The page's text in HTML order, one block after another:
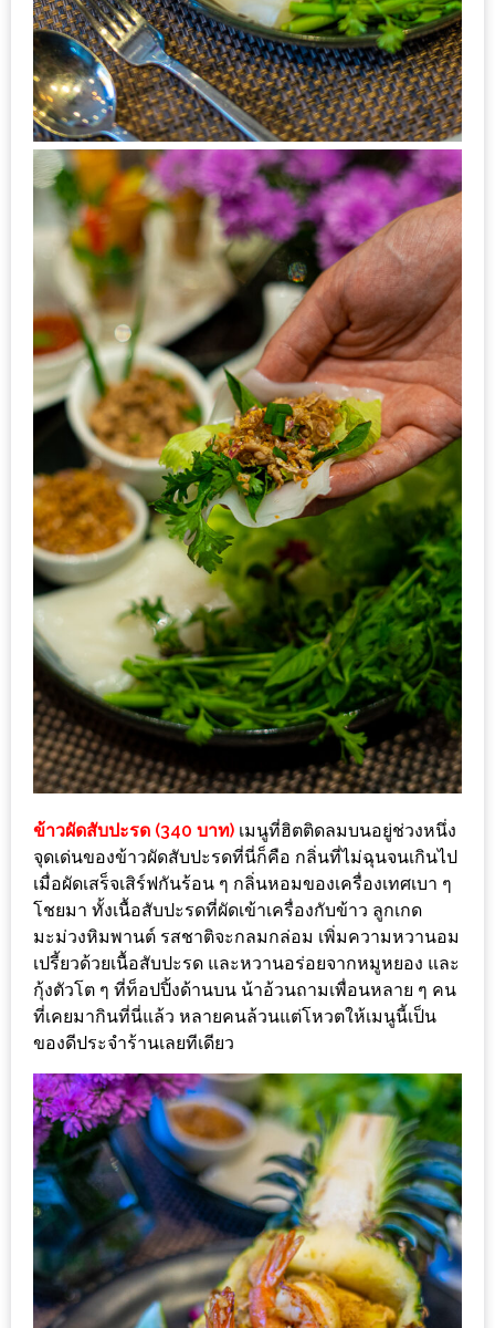
LINE
GIFTCODE!
ลายแทง
ความ
อร่อย
ทั่ว
เชียงใหม่
ลุ้น
บัตร
รับ
ประทาน
บุฟเฟ่ต์
ฟรี
ที่
LE
CRYSTAL
เชียงใหม่
2
ท่าน
ลุ้น
รับ
GIFT
รับ
ประทาน
อาหาร
1,000
บาท
ฟรี
3
รางวัล
วัน
แม่
สุด
พิเศษ
โปร
โม
ชั่น
ข้าวผัดสับปะรด (340 บาท) เมนูที่ฮิตติดลมบนอยู่ช่วงหนึ่ง
จุดเด่นของข้าวผัดสับปะรดที่นี่ก็คือ กลิ่นที่ไม่ฉุนจนเกินไป
เมื่อผัดเสร็จเสิร์ฟกันร้อน ๆ กลิ่นหอมของเครื่องเทศเบา ๆ
โชยมา ทั้งเนื้อสับปะรดที่ผัดเข้าเครื่องกับข้าว ลูกเกด
มะม่วงหิมพานต์​ รสชาติจะกลมกล่อม เพิ่มความหวานอม
เปรี้ยวด้วยเนื้อสับปะรด และหวานอร่อยจากหมูหยอง และ
กุ้งตัวโต ๆ ที่ท็อปปิ้งด้านบน น้าอ้วนถามเพื่อนหลาย ๆ คน
ที่เคยมากินที่นี่แล้ว หลายคนล้วนแต่โหวตให้เมนูนี้เป็น
ของดีประจำร้านเลยทีเดียว